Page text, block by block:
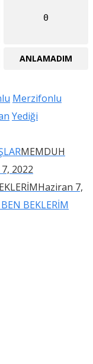
0
ANLAMADIM
Merzifonlu
Yediği
MEMDUH
2022
Haziran 7,